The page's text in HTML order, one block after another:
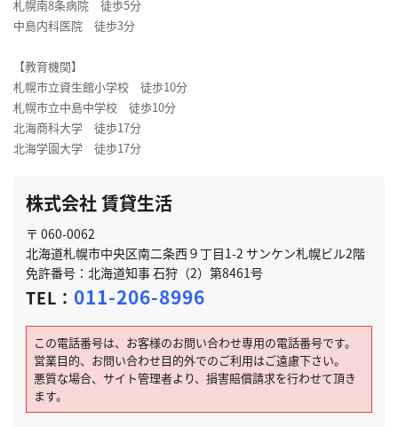
札幌南8条病院 徒歩5分
中島内科医院 徒歩3分
【教育機関】
札幌市立資生館小学校 徒歩10分
札幌市立中島中学校 徒歩10分
北海商科大学 徒歩17分
北海学園大学 徒歩17分
株式会社 賃貸生活
〒 060-0062
北海道札幌市中央区南二条西９丁目1-2 サンケン札幌ビル2階
免許番号：北海道知事 石狩（2）第8461号
TEL： 011-206-8996
この電話番号は、お客様のお問い合わせ専用の電話番号です。
営業目的、お問い合わせ目的外でのご利用はご遠慮下さい。
悪質な場合、サイト管理者より、損害賠償請求を行わせて頂き
ます。